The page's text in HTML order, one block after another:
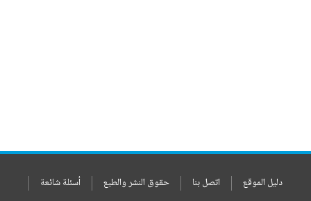
دليل الموقع اتصل بنا حقوق النشر والطبع أسئلة شائعة